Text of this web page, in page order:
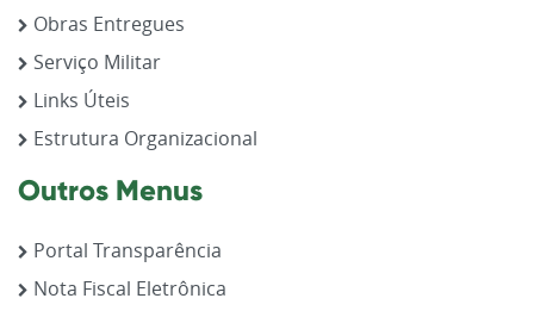
Obras Entregues
Serviço Militar
Links Úteis
Estrutura Organizacional
Outros Menus
Portal Transparência
Nota Fiscal Eletrônica